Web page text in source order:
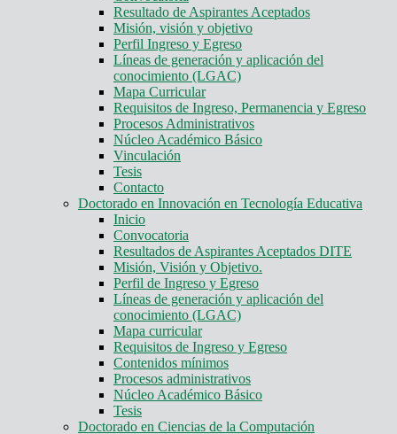
Resultado de Aspirantes Aceptados
Misión, visión y objetivo
Perfil Ingreso y Egreso
Líneas de generación y aplicación del
conocimiento (LGAC)
Mapa Curricular
Requisitos de Ingreso, Permanencia y Egreso
Procesos Administrativos
Núcleo Académico Básico
Vinculación
Tesis
Contacto
Doctorado en Innovación en Tecnología Educativa
Inicio
Convocatoria
Resultados de Aspirantes Aceptados DITE
Misión, Visión y Objetivo.
Perfil de Ingreso y Egreso
Líneas de generación y aplicación del
conocimiento (LGAC)
Mapa curricular
Requisitos de Ingreso y Egreso
Contenidos mínimos
Procesos administrativos
Núcleo Académico Básico
Tesis
Doctorado en Ciencias de la Computación